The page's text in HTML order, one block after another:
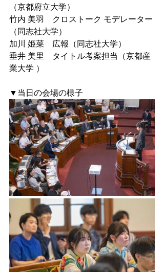
（京都府立大学）
竹内 美羽　クロストーク モデレーター
（同志社大学）
加川 姫菜　広報（同志社大学）
垂井 美里　タイトル考案担当（京都産
業大学 ）
▼ 当日の会場の様子